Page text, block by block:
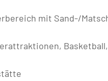
mit Sand-/